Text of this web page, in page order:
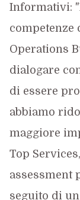
Informativi:
competenze
Operations
dialogare
di essere
abbiamo
maggiore
Top
assessment
seguito di